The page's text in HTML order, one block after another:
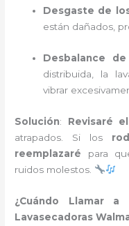
Desgaste de
están dañados,
Desbalance
distribuida, la
vibrar
Solución: Revisaré
atrapados. Si los
reemplazaré para
ruidos molestos.
¿Cuándo Llamar a
Lavasecadoras